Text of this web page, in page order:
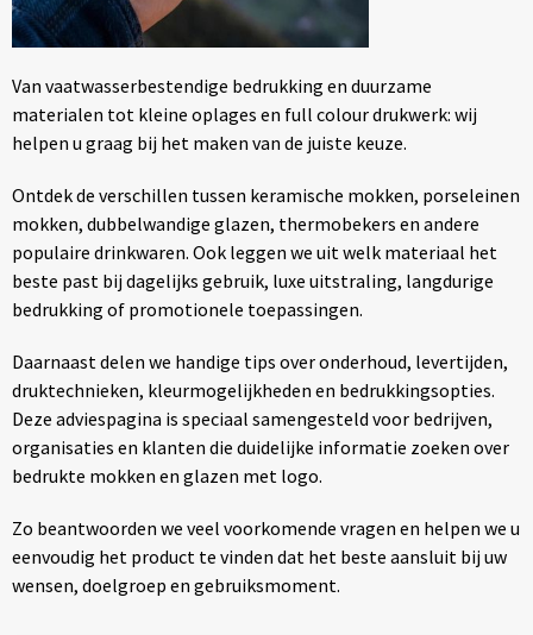
Kunststof bekers
Relatiegeschenken
Snel mokken
Warme en Koude dranken
Van vaatwasserbestendige bedrukking en duurzame
materialen tot kleine oplages en full colour drukwerk: wij
helpen u graag bij het maken van de juiste keuze.
Ontdek de verschillen tussen keramische mokken, porseleinen
mokken, dubbelwandige glazen, thermobekers en andere
populaire drinkwaren. Ook leggen we uit welk materiaal het
beste past bij dagelijks gebruik, luxe uitstraling, langdurige
bedrukking of promotionele toepassingen.
Daarnaast delen we handige tips over onderhoud, levertijden,
druktechnieken, kleurmogelijkheden en bedrukkingsopties.
Deze adviespagina is speciaal samengesteld voor bedrijven,
organisaties en klanten die duidelijke informatie zoeken over
bedrukte mokken en glazen met logo.
Zo beantwoorden we veel voorkomende vragen en helpen we u
eenvoudig het product te vinden dat het beste aansluit bij uw
wensen, doelgroep en gebruiksmoment.